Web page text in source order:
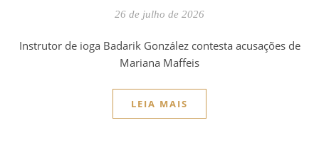
26 de julho de 2026
Instrutor de ioga Badarik González contesta acusações de
Mariana Maffeis
LEIA MAIS